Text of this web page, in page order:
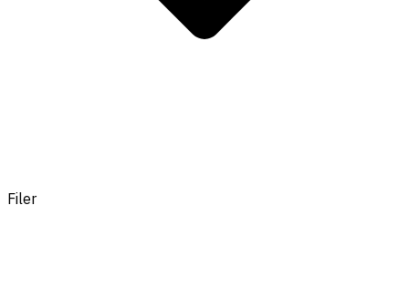
Filer